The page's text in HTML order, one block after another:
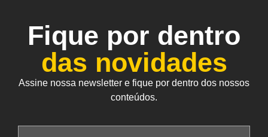
Fique por dentro
das novidades
Assine nossa newsletter e fique por dentro dos nossos
conteúdos.